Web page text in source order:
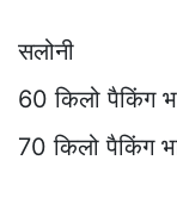
सलोनी
60 किलो पैकिंग
70 किलो पैकिंग